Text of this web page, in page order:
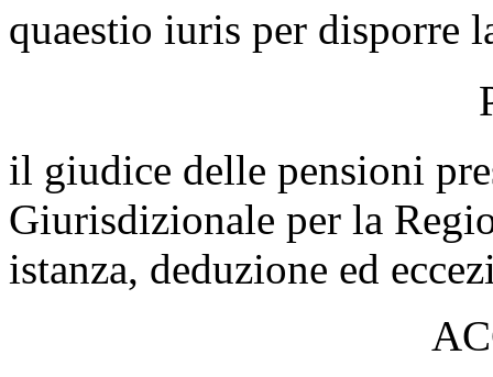
quaestio iuris per disporre
il giudice delle pensioni
Giurisdizionale per la
istanza, deduzione ed